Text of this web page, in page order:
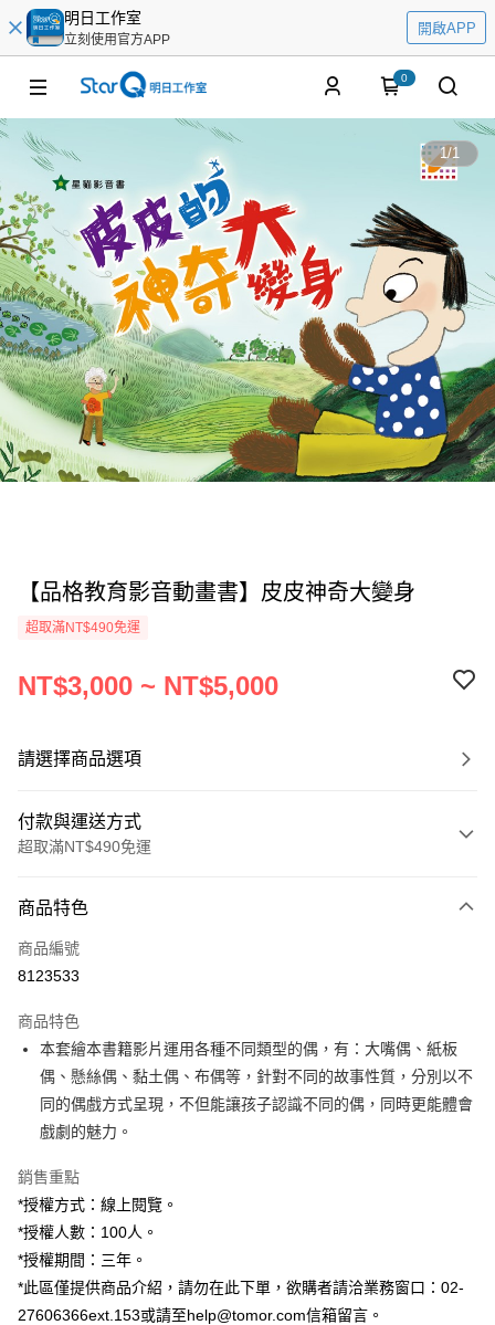
明日工作室
立刻使用官方APP
開啟APP
0
1/1
【品格教育影音動畫書】皮皮神奇大變身
超取滿NT$490免運
NT$3,000 ~ NT$5,000
請選擇商品選項
付款與運送方式
超取滿NT$490免運
信用卡一次付款
信用卡分期付款
合作金庫商業銀行
華南商業銀行
彰化商業銀行
上海商業儲蓄銀行
台北富邦商業銀行
國泰世華商業銀行
兆豐國際商業銀行
臺灣中小企業銀行
聯邦商業銀行
元大商業銀行
台新國際商業銀行
台灣樂天信用卡公司
6 期 0 利率 每期
華南商業銀行
彰化商業銀行
上海商業儲蓄銀行
台北富邦商業銀行
國泰世華商業銀行
匯豐（台灣）商業銀行
聯邦商業銀行
元大商業銀行
玉山商業銀行
台灣樂天信用卡公司
12 期 0 利率 每期NT$250 21家銀行
合作金庫商業銀行
第一商業銀行
上海商業儲蓄銀行
國泰世華商業銀行
臺灣中小企業銀行
匯豐（台灣）商業銀行
聯邦商業銀行
元大商業銀行
玉山商業銀行
星展（台灣）商業銀行
台新國際商業銀行
中國信託商業銀行
24 期 0 利率 每期 NT$125 20家銀行
合作金庫商業銀行
上海商業儲蓄銀行
兆豐國際商業銀行
台中商業銀行
華泰商業銀行
遠東國際商業銀行
永豐商業銀行
玉山商業銀行
星展（台灣）商業銀行
台新國際商業銀行
超商取貨付款
LINE Pay
Apple Pay
街口支付
悠遊付
商品特色
商品編號
8123533
商品特色
本套繪本書籍影片運用各種不同類型的偶，有：大嘴偶、紙板
偶、懸絲偶、黏土偶、布偶等，針對不同的故事性質，分別以不
同的偶戲方式呈現，不但能讓孩子認識不同的偶，同時更能體會
戲劇的魅力。
銷售重點
*授權方式：線上閱覽。
*授權人數：100人。
*授權期間：三年。
*此區僅提供商品介紹，請勿在此下單，欲購者請洽業務窗口：02-
27606366ext.153或請至help@tomor.com信箱留言。